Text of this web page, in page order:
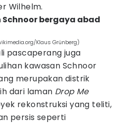
Wilhelm.
Schnoor bergaya abad
Klaus Grünberg)
pascaperang juga
kawasan Schnoor
merupakan distrik
dari laman Drop Me
rekonstruksi yang teliti,
persis seperti